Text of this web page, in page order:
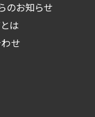
のお知らせ
は
せ